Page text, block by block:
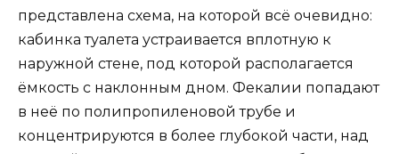
представлена схема, на которой всё очевидно:
кабинка туалета устраивается вплотную к
наружной стене, под которой располагается
ёмкость с наклонным дном. Фекалии попадают
в неё по полипропиленовой трубе и
концентрируются в более глубокой части, над